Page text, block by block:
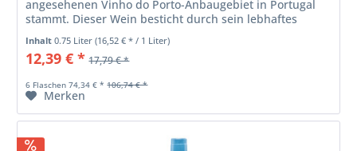
angesehenen Vinho do Porto-Anbaugebiet in Portugal
stammt. Dieser Wein besticht durch sein lebhaftes
Inhalt0.75 Liter(16,52 € * / 1 Liter)
12,39 € * 17,79 € *
6 Flaschen 74,34 € * 106,74 € *
Merken